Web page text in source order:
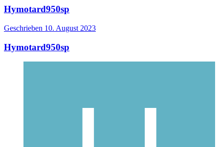
Hymotard950sp
Geschrieben 10. August 2023
Hymotard950sp